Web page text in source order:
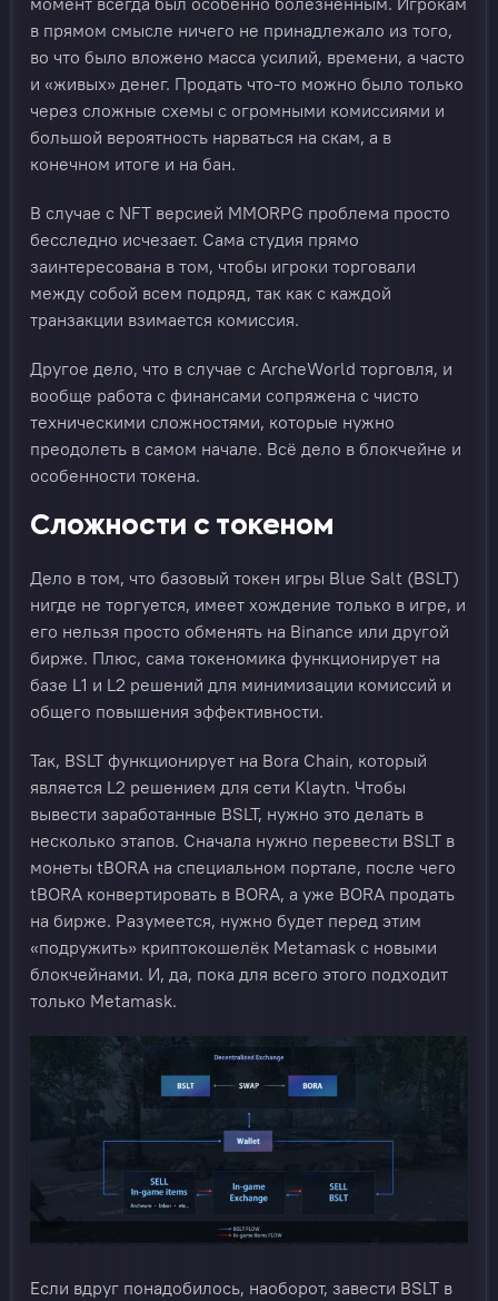
в прямом смысле ничего не принадлежало из того,
во что было вложено масса усилий, времени, а часто
и «живых» денег. Продать что-то можно было только
через сложные схемы с огромными комиссиями и
большой вероятность нарваться на скам, а в
конечном итоге и на бан.
В случае с NFT версией MMORPG проблема просто
бесследно исчезает. Сама студия прямо
заинтересована в том, чтобы игроки торговали
между собой всем подряд, так как с каждой
транзакции взимается комиссия.
Другое дело, что в случае с ArcheWorld торговля, и
вообще работа с финансами сопряжена с чисто
техническими сложностями, которые нужно
преодолеть в самом начале. Всё дело в блокчейне и
особенности токена.
Сложности с токеном
Дело в том, что базовый токен игры Blue Salt (BSLT)
нигде не торгуется, имеет хождение только в игре, и
его нельзя просто обменять на Binance или другой
бирже. Плюс, сама токеномика функционирует на
базе L1 и L2 решений для минимизации комиссий и
общего повышения эффективности.
Так, BSLT функционирует на Bora Chain, который
является L2 решением для сети Klaytn. Чтобы
вывести заработанные BSLT, нужно это делать в
несколько этапов. Сначала нужно перевести BSLT в
монеты tBORA на специальном портале, после чего
tBORA конвертировать в BORA, а уже BORA продать
на бирже. Разумеется, нужно будет перед этим
«подружить» криптокошелёк Metamask с новыми
блокчейнами. И, да, пока для всего этого подходит
только Metamask.
Если вдруг понадобилось, наоборот, завести BSLT в